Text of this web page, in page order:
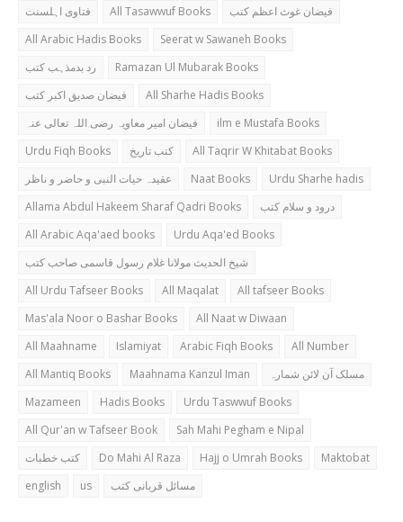
فتاوی اہلسنت
All Tasawwuf Books
فیضان غوث اعظم کتب
All Arabic Hadis Books
Seerat w Sawaneh Books
رد بدمذہب کتب
Ramazan Ul Mubarak Books
فیضان صدیق اکبر کتب
All Sharhe Hadis Books
فیضان امیر معاویہ رضی اللہ تعالی عنہ
ilm e Mustafa Books
Urdu Fiqh Books
کتب تاریخ
All Taqrir W Khitabat Books
عقیدہ حیات النبی و حاضر و ناظر
Naat Books
Urdu Sharhe hadis
Allama Abdul Hakeem Sharaf Qadri Books
درود و سلام کتب
All Arabic Aqa'aed books
Urdu Aqa'ed Books
شیخ الحدیث مولانا غلام رسول قاسمی صاحب کتب
All Urdu Tafseer Books
All Maqalat
All tafseer Books
Mas'ala Noor o Bashar Books
All Naat w Diwaan
All Maahname
Islamiyat Arabic Fiqh Books
All Number
All Mantiq Books
Maahnama Kanzul Iman
مسلک آن لائن شمارہ
Mazameen
Hadis Books
Urdu Taswwuf Books
All Qur'an w Tafseer Book
Sah Mahi Pegham e Nipal
کتب خطبات
Do Mahi Al Raza Hajj o Umrah Books
Maktobat
english
us مسائل قربانی کتب